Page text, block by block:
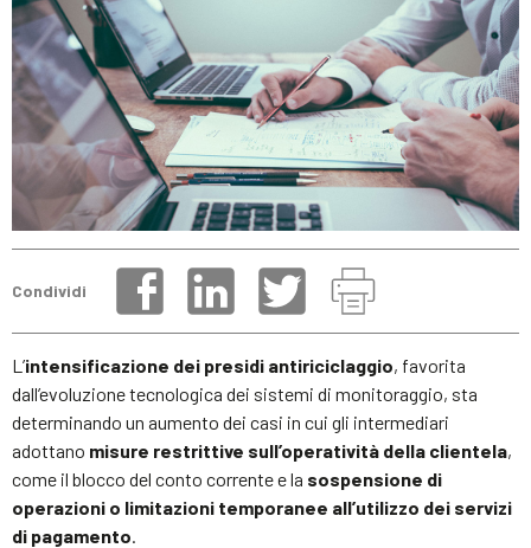
Condividi
L’intensificazione dei presidi antiriciclaggio, favorita
dall’evoluzione tecnologica dei sistemi di monitoraggio, sta
determinando un aumento dei casi in cui gli intermediari
adottano misure restrittive sull’operatività della clientela,
come il blocco del conto corrente e la sospensione di
operazioni o limitazioni temporanee all’utilizzo dei servizi
di pagamento.